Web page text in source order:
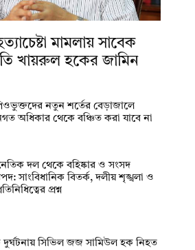
মামলায় সাবেক
খায়রুল হকের জামিন
নতুন শর্তের বেড়াজালে
অধিকার থেকে বঞ্চিত করা যাবে না
দল থেকে বহিষ্কার ও সংসদ
সাংবিধানিক বিতর্ক, দলীয় শৃঙ্খলা ও
প্রশ্ন
সিভিল জজ সামিউল হক নিহত